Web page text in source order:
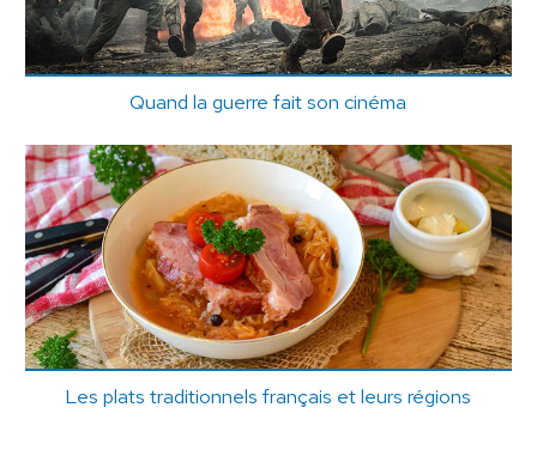
Quand la guerre fait son cinéma
Les plats traditionnels français et leurs régions